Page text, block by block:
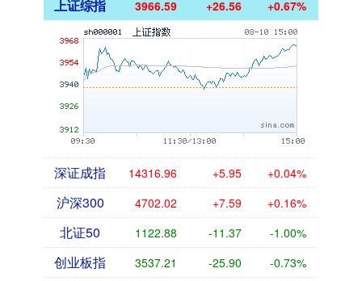
上证综指 3966.59 +26.56 +0.67%
深证成指 14316.96 +5.95 +0.04%
沪深300 4702.02 +7.59 +0.16%
北证50 1122.88 -11.37 -1.00%
创业板指 3537.21 -25.90 -0.73%